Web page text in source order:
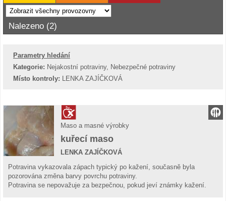
Nalezeno (2)
Parametry hledání
Kategorie: Nejakostní potraviny, Nebezpečné potraviny
Místo kontroly:
LENKA ZAJÍČKOVÁ
Maso a masné výrobky
kuřecí maso
LENKA ZAJÍČKOVÁ
Potravina vykazovala zápach typický po kažení, současně byla
pozorována změna barvy povrchu potraviny.
Potravina se nepovažuje za bezpečnou, pokud jeví známky kažení.